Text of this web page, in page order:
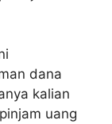
dana
kalian
uang